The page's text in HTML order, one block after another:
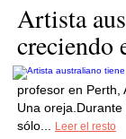
Artista
creciendo
profesor en Perth,
Una
sólo...
Leer el resto